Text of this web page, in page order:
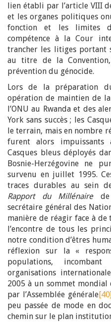
lien établi par l’article VIII
et les organes politiques
fonction et les limites
compétence à la Cour
trancher les litiges portant
au titre de la
prévention du génocide.
Lors de la préparation
opération de maintien de
l’ONU au Rwanda et des
York sans succès ; les
le terrain, mais en nombre
furent alors impuissants
Casques bleus déployés
Bosnie-Herzégovine ne
survenu en juillet 1995.
traces durables au sein
Rapport du Millénairede
secrétaire général des
manière de réagir face à
l’encontre de tous les
notre condition d’êtres
réflexion sur la «
populations,
organisations
2005 à un sommet
par l’Assemblée générale
peu passée de mode en
chemin sur le plan